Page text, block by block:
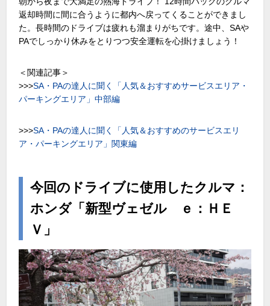
返却時間に間に合うように都内へ戻ってくることができまし
た。長時間のドライブは疲れも溜まりがちです。途中、SAや
PAでしっかり休みをとりつつ安全運転を心掛けましょう！
＜関連記事＞
>>>SA・PAの達人に聞く「人気＆おすすめサービスエリア・
パーキングエリア」中部編
>>>SA・PAの達人に聞く「人気＆おすすめのサービスエリ
ア・パーキングエリア」関東編
今回のドライブに使用したクルマ：
ホンダ「新型ヴェゼル ｅ：ＨＥ
Ｖ」